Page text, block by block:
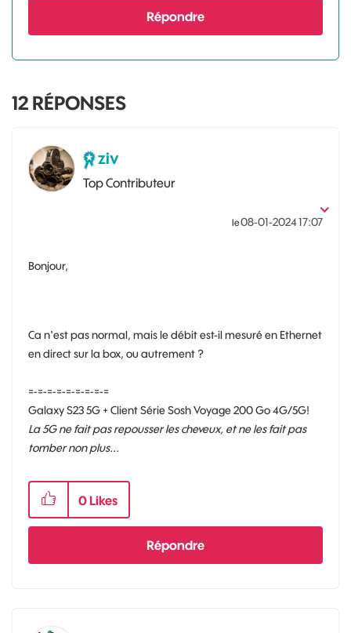
Répondre
12 RÉPONSES
ziv
Top Contributeur
le‎08-01-202417:07
Bonjour,
Ca n'est pas normal, mais le débit est-il mesuré en Ethernet
en direct sur la box, ou autrement ?
=-=-=-=-=-=-=-=-=
Galaxy S23 5G + Client Série Sosh Voyage 200 Go 4G/5G!
La 5G ne fait pas repousser les cheveux, et ne les fait pas
tomber non plus...
0 Likes
Répondre